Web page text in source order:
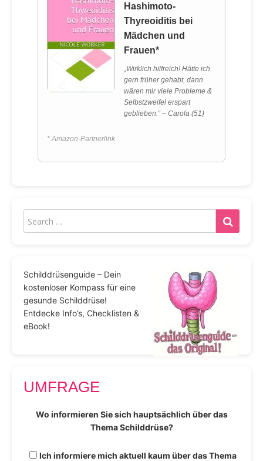
Hashimoto-
Thyreoiditis bei
Mädchen und
Frauen*
„Wirklich hilfreich! Hätte ich
gern früher gehabt, dann
wären mir viele Probleme &
Selbstzweifel erspart
geblieben.“ – Carola (51)
* Amazon-Partnerlink
Schilddrüsenguide – Dein
kostenloser Kompass für eine
gesunde Schilddrüse!
Entdecke Info’s, Checklisten &
eBook!
UMFRAGE
Wo informieren Sie sich hauptsächlich über das
Thema Schilddrüse?
Ich informiere mich aktuell kaum über das Thema